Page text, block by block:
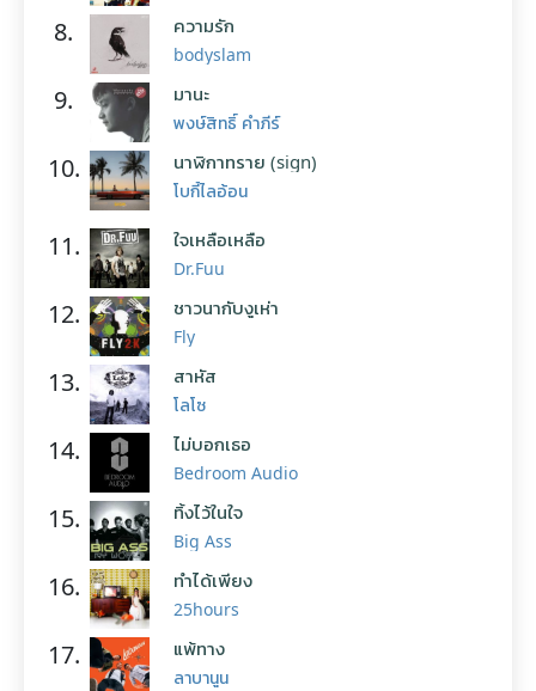
8. ความรัก
bodyslam
9. มานะ
พงษ์สิทธิ์ คำภีร์
10. นาฬิกาทราย (sign)
โบกี้ไลอ้อน
11. ใจเหลือเหลือ
Dr.Fuu
12. ชาวนากับงูเห่า
Fly
13. สาหัส
โลโซ
14. ไม่บอกเธอ
Bedroom Audio
15. ทิ้งไว้ในใจ
Big Ass
16. ทำได้เพียง
25hours
17. แพ้ทาง
ลาบานูน